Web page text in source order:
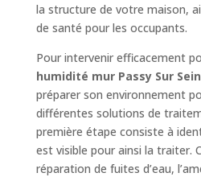
la structure de votre maison,
de santé pour les occupants.
Pour intervenir efficacement
humidité mur Passy Sur
préparer son environnement
différentes solutions de
première étape consiste à
est visible pour ainsi la traiter.
réparation de fuites d’eau,